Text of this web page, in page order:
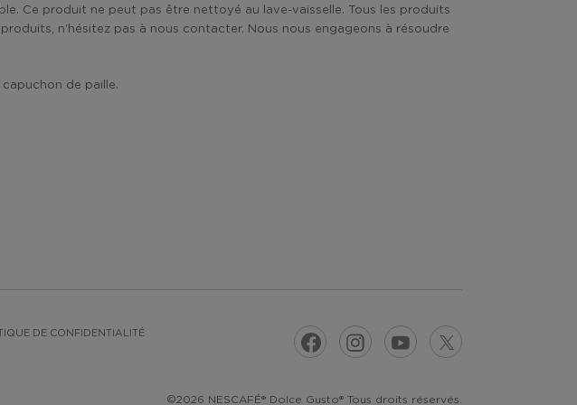
Ce produit ne peut pas être nettoyé au lave-vaisselle. Tous les produits
n'hésitez pas à nous contacter. Nous nous engageons à résoudre
de paille.
DE CONFIDENTIALITÉ
©2026 NESCAFÉ® Dolce Gusto® Tous droits réservés.